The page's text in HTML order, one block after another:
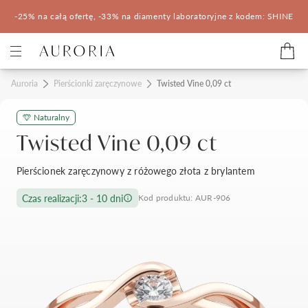
-25% na całą ofertę, -33% na diamenty laboratoryjne z kodem: SHINE
Kategorie
Pierścionki zaręczynowe
Pomocne
Konfigurator 3D
Salon Auroria Arkadia
Korzyści z zakupu
Auroria Pierścionki zaręczynowe Twisted Vine 0,09 ct
Naturalny
Twisted Vine 0,09 ct
Pierścionek zaręczynowy z różowego złota z brylantem
Czas realizacji:3 - 10 dni Kod produktu: AUR-906